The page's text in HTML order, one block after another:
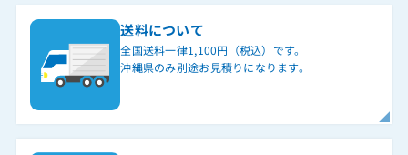
送料について
全国送料一律1,100円（税込）です。
沖縄県のみ別途お見積りになります。